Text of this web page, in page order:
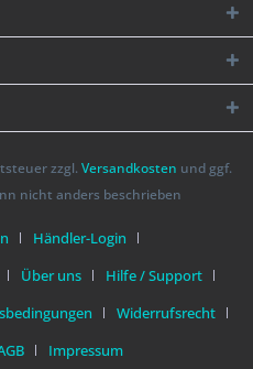
zzgl. Versandkosten und ggf.
nicht anders beschrieben
Händler-Login
Über uns
Hilfe / Support
Widerrufsrecht
Impressum